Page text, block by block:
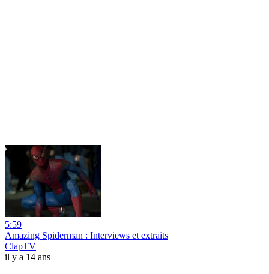
5:59
Amazing Spiderman : Interviews et extraits
ClapTV
il y a 14 ans